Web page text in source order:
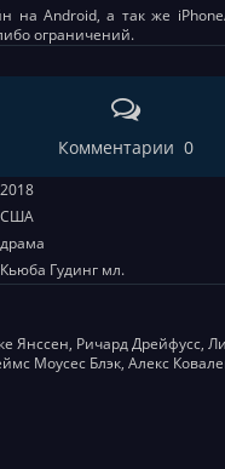
на Android, а так же
ограничений.
Комментарии 0
2018
США
драма
Кьюба Гудинг мл.
Янссен, Ричард Дрейфусс,
Моусес Блэк, Алекс